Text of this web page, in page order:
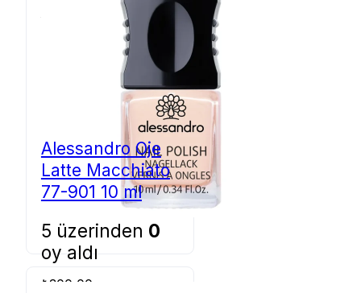
Sepete Ekle
Alessandro Oje
Latte Macchiato
77-901 10 ml
5 üzerinden 0
oy aldı
₺ 300,00